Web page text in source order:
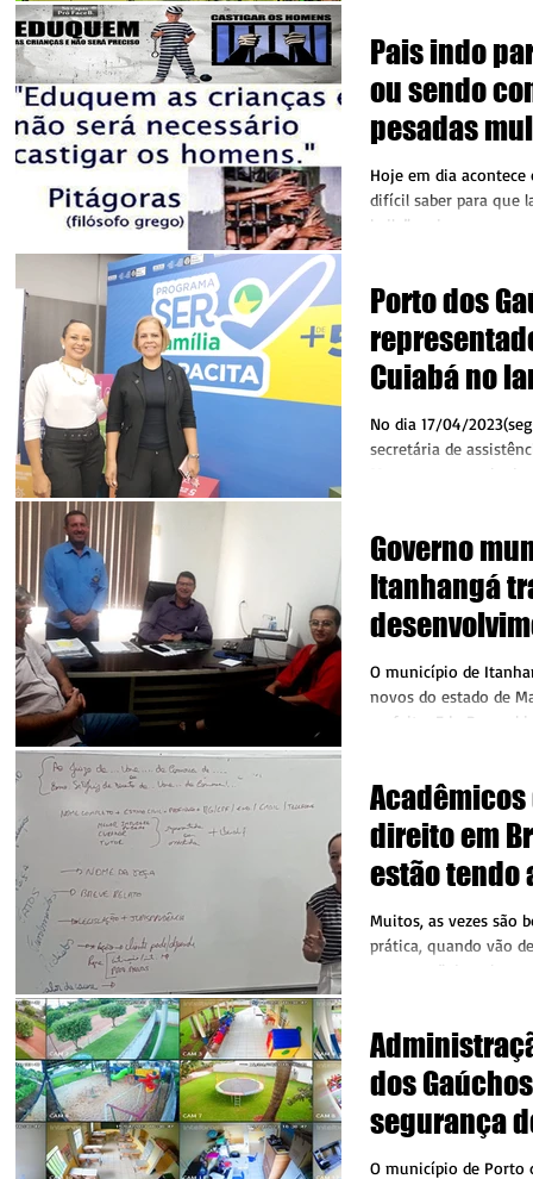
Pais indo
ou sendo
pesadas
de seus
Hoje em dia acontece
difícil saber para que
baile”, pois as vezes,
Porto dos
Cuiabá no
programa
Capacita
No dia 17/04/
secretária de
Moura,
Governo
Itanhangá
localidade
O município de
novos do estado de
prefeito, Edu
Acadêmicos
direito em
estão tendo
matéria de
juridica
Muitos, as vezes são
prática, quando vão
na massa” descobre
dos
segurança
escolares e
O município de Porto